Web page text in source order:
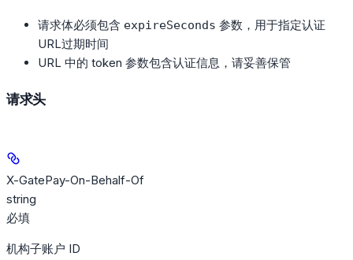
请求体必须包含 expireSeconds 参数，用于指定认证
URL过期时间
URL 中的 token 参数包含认证信息，请妥善保管
请求头
X-GatePay-On-Behalf-Of
string
必填
机构子账户 ID